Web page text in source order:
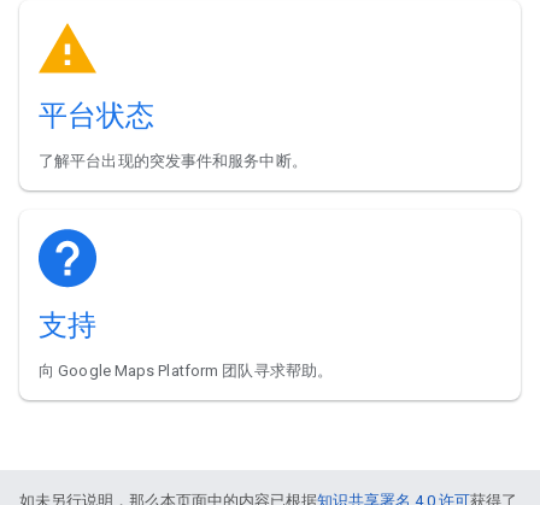
平台状态
了解平台出现的突发事件和服务中断。
支持
向 Google Maps Platform 团队寻求帮助。
如未另行说明，那么本页面中的内容已根据知识共享署名 4.0 许可获得了